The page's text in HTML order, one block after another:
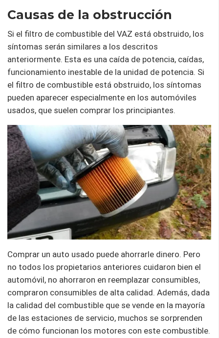
Causas de la obstrucción
Si el filtro de combustible del VAZ está obstruido, los
síntomas serán similares a los descritos
anteriormente. Esta es una caída de potencia, caídas,
funcionamiento inestable de la unidad de potencia. Si
el filtro de combustible está obstruido, los síntomas
pueden aparecer especialmente en los automóviles
usados, que suelen comprar los principiantes.
Comprar un auto usado puede ahorrarle dinero. Pero
no todos los propietarios anteriores cuidaron bien el
automóvil, no ahorraron en reemplazar consumibles,
compraron consumibles de alta calidad. Además, dada
la calidad del combustible que se vende en la mayoría
de las estaciones de servicio, muchos se sorprenden
de cómo funcionan los motores con este combustible.